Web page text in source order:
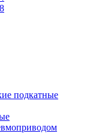
подкатные